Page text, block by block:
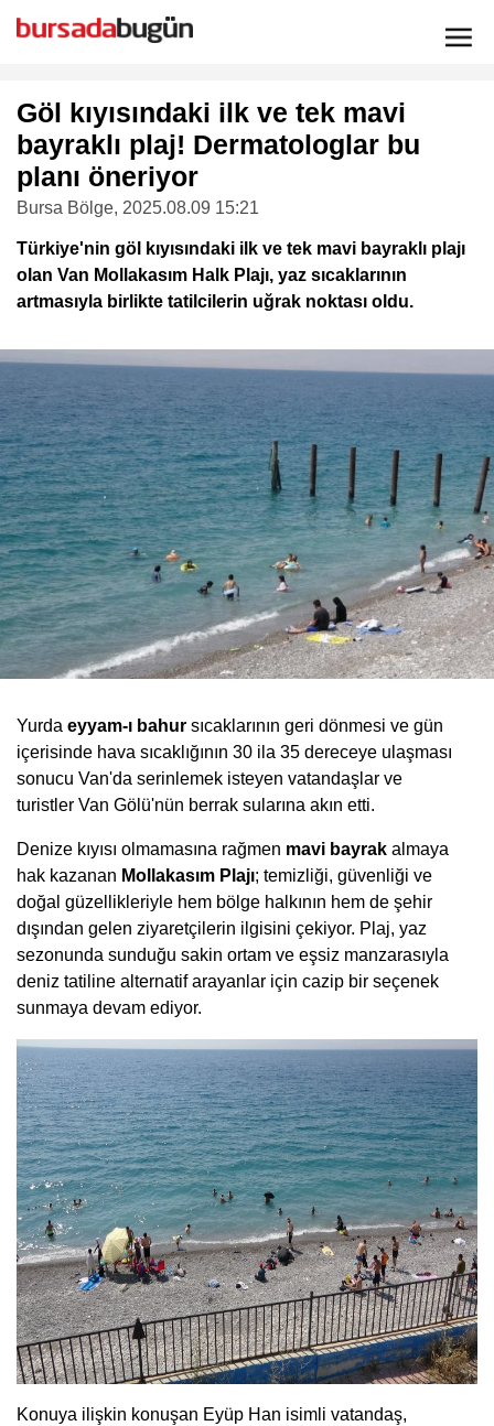
Göl kıyısındaki ilk ve tek mavi
bayraklı plaj! Dermatologlar bu
planı öneriyor
Bursa Bölge, 2025.08.09 15:21
Türkiye'nin göl kıyısındaki ilk ve tek mavi bayraklı plajı
olan Van Mollakasım Halk Plajı, yaz sıcaklarının
artmasıyla birlikte tatilcilerin uğrak noktası oldu.
Yurda eyyam-ı bahur sıcaklarının geri dönmesi ve gün
içerisinde hava sıcaklığının 30 ila 35 dereceye ulaşması
sonucu Van'da serinlemek isteyen vatandaşlar ve
turistler Van Gölü'nün berrak sularına akın etti.
Denize kıyısı olmamasına rağmen mavi bayrak almaya
hak kazanan Mollakasım Plajı; temizliği, güvenliği ve
doğal güzellikleriyle hem bölge halkının hem de şehir
dışından gelen ziyaretçilerin ilgisini çekiyor. Plaj, yaz
sezonunda sunduğu sakin ortam ve eşsiz manzarasıyla
deniz tatiline alternatif arayanlar için cazip bir seçenek
sunmaya devam ediyor.
Konuya ilişkin konuşan Eyüp Han isimli vatandaş,